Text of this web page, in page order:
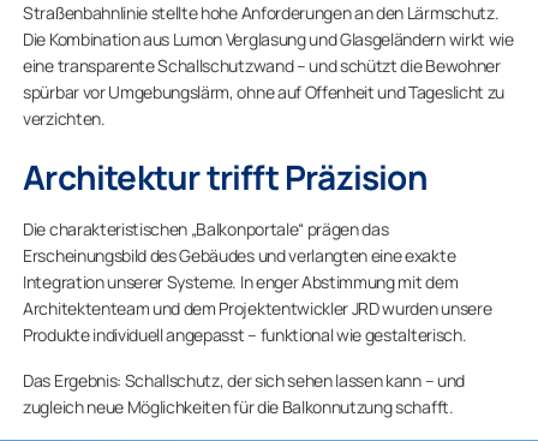
Straßenbahnlinie stellte hohe Anforderungen an den Lärmschutz.
Die Kombination aus Lumon Verglasung und Glasgeländern wirkt wie
eine transparente Schallschutzwand – und schützt die Bewohner
spürbar vor Umgebungslärm, ohne auf Offenheit und Tageslicht zu
verzichten.
Architektur trifft Präzision
Die charakteristischen „Balkonportale“ prägen das
Erscheinungsbild des Gebäudes und verlangten eine exakte
Integration unserer Systeme. In enger Abstimmung mit dem
Architektenteam und dem Projektentwickler JRD wurden unsere
Produkte individuell angepasst – funktional wie gestalterisch.
Das Ergebnis: Schallschutz, der sich sehen lassen kann – und
zugleich neue Möglichkeiten für die Balkonnutzung schafft.